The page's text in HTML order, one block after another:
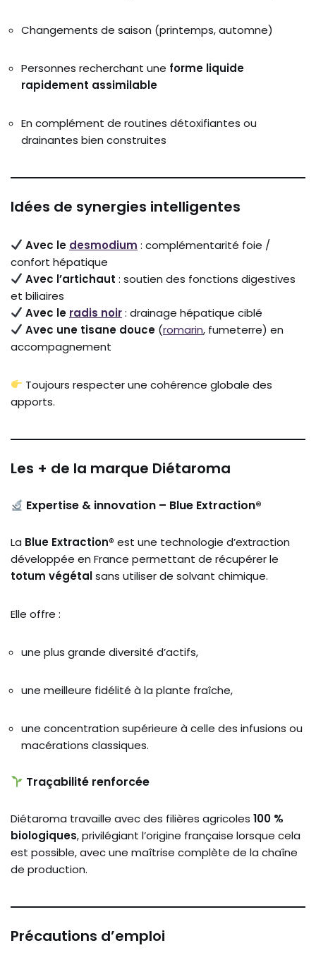
Changements de saison (printemps, automne)
Personnes recherchant une forme liquide
rapidement assimilable
En complément de routines détoxifiantes ou
drainantes bien construites
Idées de synergies intelligentes
Avec le desmodium : complémentarité foie /
confort hépatique
Avec l’artichaut : soutien des fonctions digestives
et biliaires
Avec le radis noir: drainage hépatique ciblé
Avec une tisane douce (romarin, fumeterre) en
accompagnement
Toujours respecter une cohérence globale des
apports.
Les + de la marque Diétaroma
Expertise & innovation – Blue Extraction®
La Blue Extraction® est une technologie d’extraction
développée en France permettant de récupérer le
totum végétalsans utiliser de solvant chimique.
Elle offre :
une plus grande diversité d’actifs,
une meilleure fidélité à la plante fraîche,
une concentration supérieure à celle des infusions ou
macérations classiques.
Traçabilité renforcée
Diétaroma travaille avec des filières agricoles 100 %
biologiques, privilégiant l’origine française lorsque cela
est possible, avec une maîtrise complète de la chaîne
de production.
Précautions d’emploi